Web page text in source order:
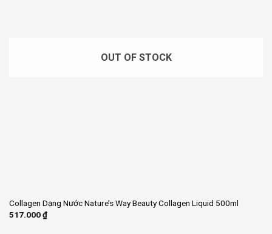
OUT OF STOCK
Collagen Dạng Nước Nature’s Way Beauty Collagen Liquid 500ml
517.000₫